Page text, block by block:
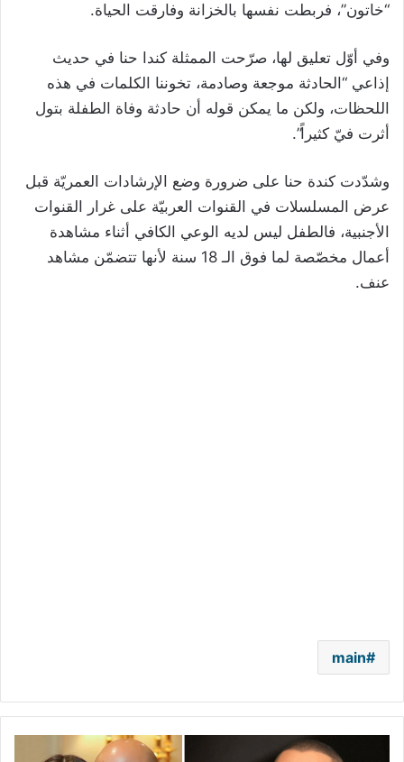
“خاتون”، فربطت نفسها بالخزانة وفارقت الحياة.
وفي أوّل تعليق لها، صرّحت الممثلة كندا حنا في حديث
إذاعي “الحادثة موجعة وصادمة، تخوننا الكلمات في هذه
اللحظات، ولكن ما يمكن قوله أن حادثة وفاة الطفلة بتول
أثرت فيّ كثيراً”.
وشدّدت كندة حنا على ضرورة وضع الإرشادات العمريّة قبل
عرض المسلسلات في القنوات العربيّة على غرار القنوات
الأجنبية، فالطفل ليس لديه الوعي الكافي أثناء مشاهدة
أعمال مخصّصة لما فوق الـ 18 سنة لأنها تتضمّن مشاهد
عنف.
main